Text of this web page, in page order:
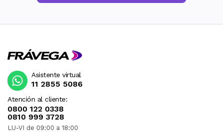
Atención al cliente:
0800 122 0338
0810 999 3728
LU-VI de 09:00 a 18:00
Asistente virtual
11 2855 5086